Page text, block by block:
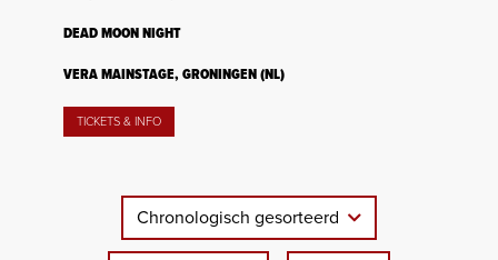
DEAD MOON NIGHT
VERA MAINSTAGE, GRONINGEN (NL)
TICKETS & INFO
Chronologisch gesorteerd